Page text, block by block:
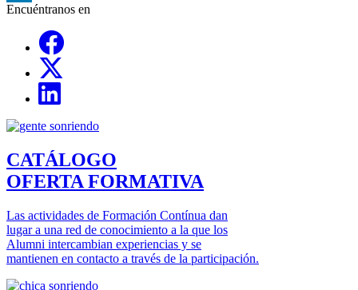
LinkedIn
Encuéntranos en
Links, Opens in this window
Links, Opens in this window
CATÁLOGO
OFERTA FORMATIVA
Las actividades de Formación Contínua dan
lugar a una red de conocimiento a la que los
Alumni intercambian experiencias y se
mantienen en contacto a través de la participación.